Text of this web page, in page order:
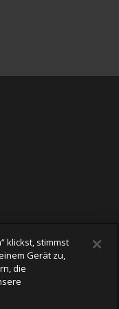
klickst, stimmst
Gerät zu,
die